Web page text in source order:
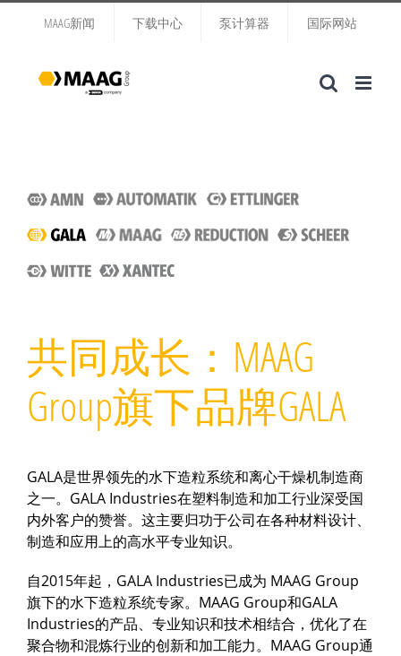
MAAG新闻 下载中心 泵计算器 国际网站
共同成长：MAAG
Group旗下品牌GALA
GALA是世界领先的水下造粒系统和离心干燥机制造商
之一。GALA Industries在塑料制造和加工行业深受国
内外客户的赞誉。这主要归功于公司在各种材料设计、
制造和应用上的高水平专业知识。
自2015年起，GALA Industries已成为 MAAG Group
旗下的水下造粒系统专家。MAAG Group和GALA
Industries的产品、专业知识和技术相结合，优化了在
聚合物和混炼行业的创新和加工能力。MAAG Group通